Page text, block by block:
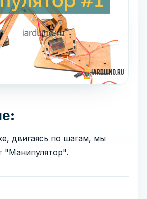
двигаясь по шагам, мы
"Манипулятор".